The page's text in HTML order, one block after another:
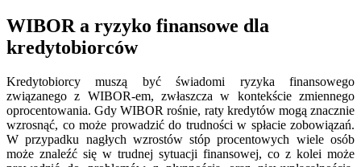
WIBOR a ryzyko finansowe dla
kredytobiorców
Kredytobiorcy muszą być świadomi ryzyka finansowego
związanego z WIBOR-em, zwłaszcza w kontekście zmiennego
oprocentowania. Gdy WIBOR rośnie, raty kredytów mogą znacznie
wzrosnąć, co może prowadzić do trudności w spłacie zobowiązań.
W przypadku nagłych wzrostów stóp procentowych wiele osób
może znaleźć się w trudnej sytuacji finansowej, co z kolei może